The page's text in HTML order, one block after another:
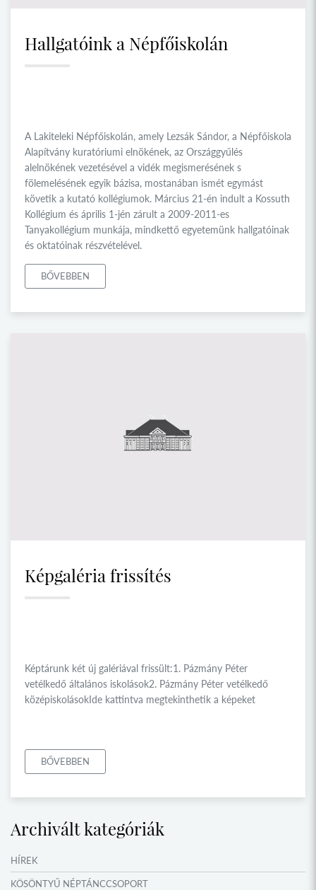
Hallgatóink a Népfőiskolán
A Lakiteleki Népfőiskolán, amely Lezsák Sándor, a Népfőiskola
Alapítvány kuratóriumi elnökének, az Országgyűlés
alelnökének vezetésével a vidék megismerésének s
fölemelésének egyik bázisa, mostanában ismét egymást
követik a kutató kollégiumok. Március 21-én indult a Kossuth
Kollégium és április 1-jén zárult a 2009-2011-es
Tanyakollégium munkája, mindkettő egyetemünk hallgatóinak
és oktatóinak részvételével.
BŐVEBBEN
Képgaléria frissítés
Képtárunk két új galériával frissült:1. Pázmány Péter
vetélkedő általános iskolások2. Pázmány Péter vetélkedő
középiskolásokIde kattintva megtekinthetik a képeket
BŐVEBBEN
Archivált kategóriák
HÍREK
KÖSÖNTYŰ NÉPTÁNCCSOPORT